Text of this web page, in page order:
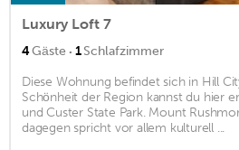
Luxury Loft 7
4Gäste · 1Schlafzimmer
Diese Wohnung befindet sich in Hill
Schönheit der Region kannst du hier
und Custer State Park. Mount
dagegen spricht vor allem kulturell ...